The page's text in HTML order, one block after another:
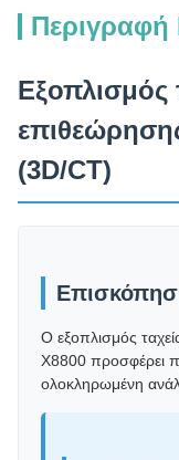
Περιγραφή
Εξοπλισμός
(3D/CT)
Ο εξοπλισμός
X8800 προσφέρει
ολοκληρωμένη